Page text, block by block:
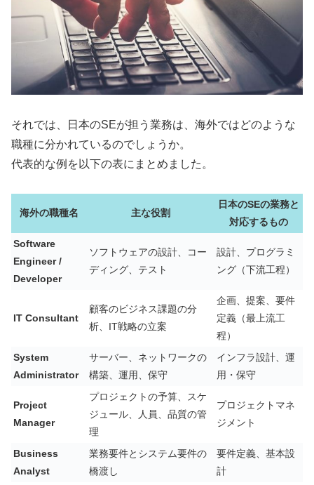
それでは、日本のSEが担う業務は、海外ではどのような
職種に分かれているのでしょうか。
代表的な例を以下の表にまとめました。
海外の職種名 主な役割
日本のSEの業務と
対応するもの
Software
Engineer /
Developer
ソフトウェアの設計、コー
ディング、テスト
設計、プログラミ
ング（下流工程）
IT Consultant
顧客のビジネス課題の分
析、IT戦略の立案
企画、提案、要件
定義（最上流工
程）
System
Administrator
サーバー、ネットワークの
構築、運用、保守
インフラ設計、運
用・保守
Project
Manager
プロジェクトの予算、スケ
ジュール、人員、品質の管
理
プロジェクトマネ
ジメント
Business
Analyst
業務要件とシステム要件の
橋渡し
要件定義、基本設
計